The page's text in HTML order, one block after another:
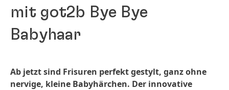
mit got2b Bye Bye
Babyhaar
Ab jetzt sind Frisuren perfekt gestylt, ganz ohne
nervige, kleine Babyhärchen. Der innovative